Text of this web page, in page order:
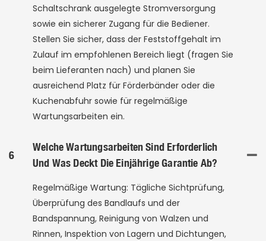
Schaltschrank ausgelegte Stromversorgung
sowie ein sicherer Zugang für die Bediener.
Stellen Sie sicher, dass der Feststoffgehalt im
Zulauf im empfohlenen Bereich liegt (fragen Sie
beim Lieferanten nach) und planen Sie
ausreichend Platz für Förderbänder oder die
Kuchenabfuhr sowie für regelmäßige
Wartungsarbeiten ein.
6
Welche Wartungsarbeiten Sind Erforderlich
Und Was Deckt Die Einjährige Garantie Ab?
Regelmäßige Wartung: Tägliche Sichtprüfung,
Überprüfung des Bandlaufs und der
Bandspannung, Reinigung von Walzen und
Rinnen, Inspektion von Lagern und Dichtungen,